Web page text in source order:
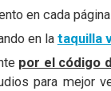
en cada
en la taquilla
por el código
para mejor